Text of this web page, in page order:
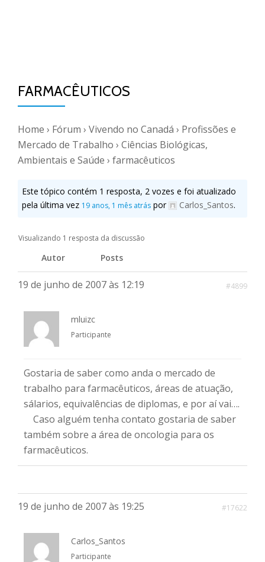
FARMACÊUTICOS
Home › Fórum › Vivendo no Canadá › Profissões e
Mercado de Trabalho › Ciências Biológicas,
Ambientais e Saúde › farmacêuticos
Este tópico contém 1 resposta, 2 vozes e foi atualizado
pela última vez 19 anos, 1 mês atrás por Carlos_Santos.
Visualizando 1 resposta da discussão
Autor Posts
19 de junho de 2007 às 12:19 #4899
mluizc
Participante
Gostaria de saber como anda o mercado de
trabalho para farmacêuticos, áreas de atuação,
sálarios, equivalências de diplomas, e por aí vai….
Caso alguém tenha contato gostaria de saber
também sobre a área de oncologia para os
farmacêuticos.
19 de junho de 2007 às 19:25 #17622
Carlos_Santos
Participante